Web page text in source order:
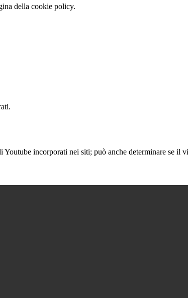
della cookie policy.
incorporati nei siti; può anche determinare se il